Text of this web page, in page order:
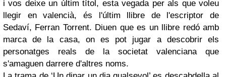
i vos deixe un últim títol, esta vegada per als que voleu
llegir en valencià, és l'últim llibre de l'escriptor de
Sedaví, Ferran Torrent. Diuen que es un llibre redó amb
marca de la casa, on es pot jugar a descobrir els
personatges reals de la societat valenciana que
s'amaguen darrere d'altres noms.